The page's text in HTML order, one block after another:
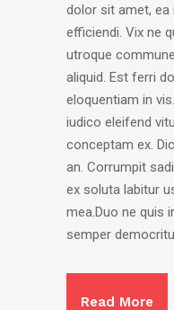
dolor sit amet, ea
efficiendi. Vix ne
utroque
aliquid. Est ferri
eloquentiam in
iudico eleifend
conceptam ex.
an. Corrumpit
ex soluta labitur
mea.Duo ne quis
semper
Read More